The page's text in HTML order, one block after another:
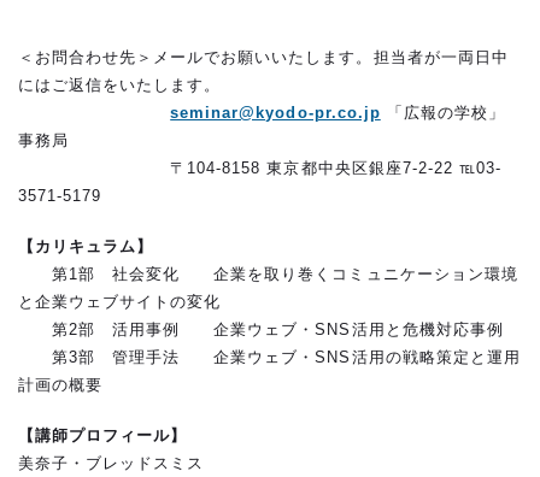
＜お問合わせ先＞メールでお願いいたします。担当者が一両日中
にはご返信をいたします。
seminar@kyodo-pr.co.jp 「広報の学校」
事務局
〒104-8158 東京都中央区銀座7-2-22 ℡03-
3571-5179
【カリキュラム】
第1部 社会変化 企業を取り巻くコミュニケーション環境
と企業ウェブサイトの変化
第2部 活用事例 企業ウェブ・SNS活用と危機対応事例
第3部 管理手法 企業ウェブ・SNS活用の戦略策定と運用
計画の概要
【講師プロフィール】
美奈子・ブレッドスミス